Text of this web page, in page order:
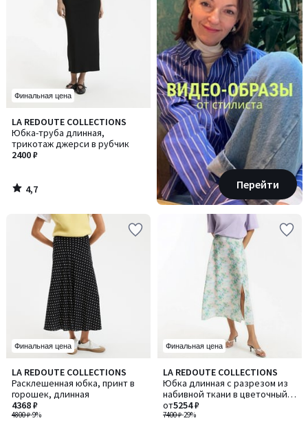
Финальная цена
LA REDOUTE COLLECTIONS
Юбка-труба длинная,
трикотаж джерси в рубчик
2400 ₽
4,7
/ 5
4,7
/
Перейти
Финальная цена
LA REDOUTE COLLECTIONS
Расклешенная юбка, принт в
горошек, длинная
4800 ₽-9%
4368 ₽
4,7
/ 5
Финальная цена
LA REDOUTE COLLECTIONS
Юбка длинная с разрезом из
набивной ткани в цветочный
рисунок
7400 ₽-29%
от5254 ₽
2
/
5